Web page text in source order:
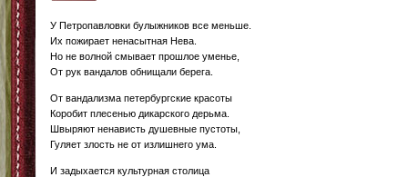
У Петропавловки булыжников все меньше.
Их пожирает ненасытная Нева.
Но не волной смывает прошлое уменье,
От рук вандалов обнищали берега.
От вандализма петербургские красоты
Коробит плесенью дикарского дерьма.
Швыряют ненависть душевные пустоты,
Гуляет злость не от излишнего ума.
И задыхается культурная столица